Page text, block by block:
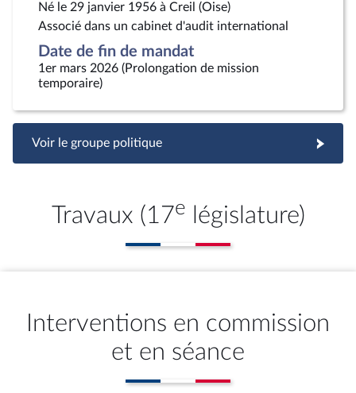
Né le 29 janvier 1956 à Creil (Oise)
Associé dans un cabinet d'audit international
Date de fin de mandat
1er mars 2026 (Prolongation de mission
temporaire)
Voir le groupe politique
Travaux (17e législature)
Interventions en commission
et en séance